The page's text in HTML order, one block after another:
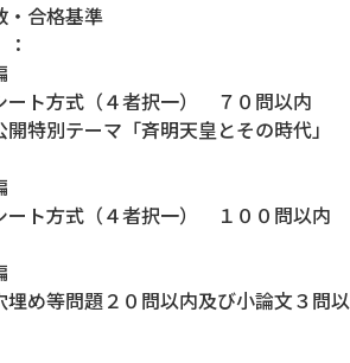
合格基準
：
ート方式（４者択一） ７０問以内
特別テーマ「斉明天皇とその時代」
ート方式（４者択一） １００問以内
埋め等問題２０問以内及び小論文３問